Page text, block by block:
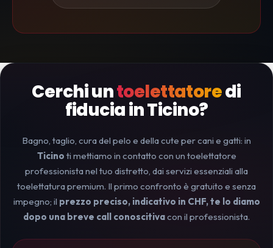
Cerchi untoelettatoredi
fiducia in Ticino?
Bagno, taglio, cura del pelo e della cute per cani e gatti: in
Ticino ti mettiamo in contatto con un toelettatore
professionista nel tuo distretto, dai servizi essenziali alla
toelettatura premium. Il primo confronto è gratuito e senza
impegno; il prezzo preciso, indicativo in CHF, te lo diamo
dopo una breve call conoscitivacon il professionista.